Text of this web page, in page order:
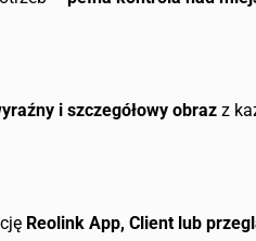
i szczegółowy obraz z
Reolink App, Client lub